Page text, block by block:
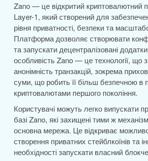
Zano — це відкритий криптовалютний
Layer-1, який створений для
рівня приватності, безпеки та
Платформа дозволяє створювати
та запускати децентралізовані
особливість Zano — це технології, що
анонімність транзакцій, зокрема
суми, що робить її більш безпечною в
криптовалютами першого покоління.
Користувачі можуть легко випускати
базі Zano, які захищені тими ж
основна мережа. Це відкриває
створення приватних стейблкоїнів та
необхідності запускати власний